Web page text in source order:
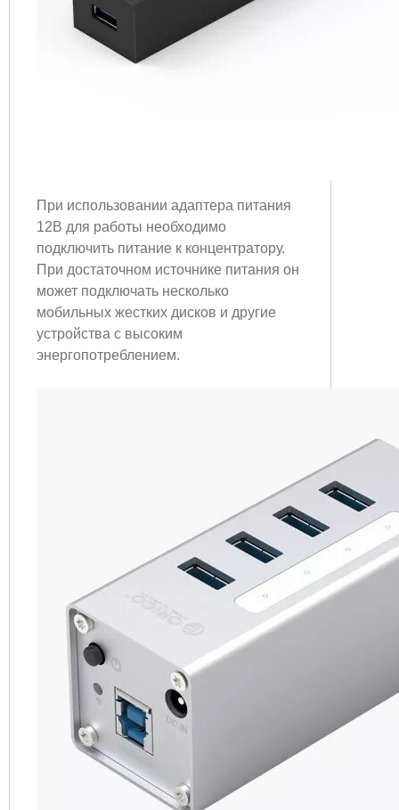
При использовании адаптера питания
12В для работы необходимо
подключить питание к концентратору.
При достаточном источнике питания он
может подключать несколько
мобильных жестких дисков и другие
устройства с высоким
энергопотреблением.